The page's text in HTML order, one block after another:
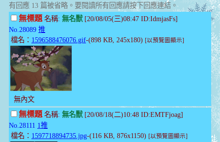
有回應 13 篇被省略。要閱讀所有回應請按下回應連結。
無標題名稱: 無名獸[20/08/05(三)08:47 ID:IdmjasFs]
No.28089 推
檔名： 1596588476076.gif-(898 KB, 245x180) [以預覽圖顯示]
無內文
無標題名稱: 無名獸[20/08/18(二)10:48 ID:EMTFjoag]
No.28111 1推
檔名： 1597718894735.jpg-(116 KB, 876x1150) [以預覽圖顯示]